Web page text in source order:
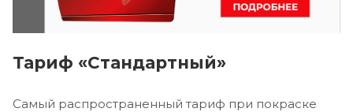
Тариф «Стандартный»
Самый распространенный тариф при покраске